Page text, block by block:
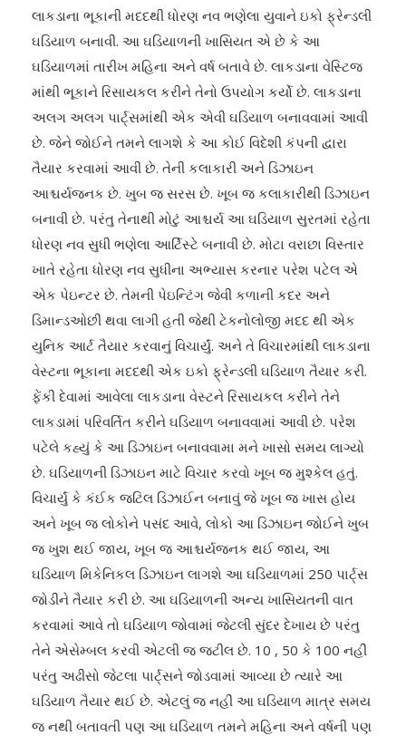
લાકડાના ભૂકાની મદદથી ધોરણ નવ ભણેલા યુવાને ઇકો ફ્રેન્ડલી
ઘડિયાળ બનાવી. આ ઘડિયાળની ખાસિયત એ છે કે આ
ઘડિયાળમાં તારીખ મહિના અને વર્ષ બતાવે છે. લાકડાના વેસ્ટિજ
માંથી ભૂકાને રિસાયકલ કરીને તેનો ઉપયોગ કર્યો છે. લાકડાના
અલગ અલગ પાર્ટ્સમાંથી એક એવી ઘડિયાળ બનાવવામાં આવી
છે. જેને જોઈને તમને લાગશે કે આ કોઈ વિદેશી કંપની દ્વારા
તૈયાર કરવામાં આવી છે. તેની કલાકારી અને ડિઝાઇન
આશ્ચર્યજનક છે. ખુબ જ સરસ છે. ખૂબ જ કલાકારીથી ડિઝાઇન
બનાવી છે. પરંતુ તેનાથી મોટું આશ્ચર્ય આ ઘડિયાળ સુરતમાં રહેતા
ધોરણ નવ સુધી ભણેલા આર્ટિસ્ટે બનાવી છે. મોટા વરાછા વિસ્તાર
ખાતે રહેતા ધોરણ નવ સુધીના અભ્યાસ કરનાર પરેશ પટેલ એ
એક પેઇન્ટર છે. તેમની પેઇન્ટિંગ જેવી કળાની કદર અને
ડિમાન્ડઓછી થવા લાગી હતી જેથી ટેકનોલોજી મદદ થી એક
યુનિક આર્ટ તૈયાર કરવાનું વિચાર્યું. અને તે વિચારમાંથી લાકડાના
વેસ્ટના ભૂકાના મદદથી એક ઇકો ફ્રેન્ડલી ઘડિયાળ તૈયાર કરી.
ફેંકી દેવામાં આવેલા લાકડાના વેસ્ટને રિસાયકલ કરીને તેને
લાકડામાં પરિવર્તિત કરીને ઘડિયાળ બનાવવામાં આવી છે. પરેશ
પટેલે કહ્યું કે આ ડિઝાઇન બનાવવામા મને ખાસો સમય લાગ્યો
છે. ઘડિયાળની ડિઝાઇન માટે વિચાર કરવો ખૂબ જ મુશ્કેલ હતું.
વિચાર્યું કે કંઈક જટિલ ડિઝાઈન બનાવું જે ખૂબ જ ખાસ હોય
અને ખૂબ જ લોકોને પસંદ આવે, લોકો આ ડિઝાઇન જોઈને ખુબ
જ ખુશ થઈ જાય, ખૂબ જ આશ્ચર્યજનક થઈ જાય, આ
ઘડિયાળ મિકેનિકલ ડિઝાઇન લાગશે આ ઘડિયાળમાં 250 પાર્ટ્સ
જોડીને તૈયાર કરી છે. આ ઘડિયાળની અન્ય ખાસિયતની વાત
કરવામાં આવે તો ઘડિયાળ જોવામાં જેટલી સુંદર દેખાય છે પરંતુ
તેને એસેમ્બલ કરવી એટલી જ જટીલ છે. 10 , 50 કે 100 નહીં
પરંતુ અઢીસો જેટલા પાર્ટ્સને જોડવામાં આવ્યા છે ત્યારે આ
ઘડિયાળ તૈયાર થઈ છે. એટલું જ નહીં આ ઘડિયાળ માત્ર સમય
જ નથી બતાવતી પણ આ ઘડિયાળ તમને મહિના અને વર્ષની પણ